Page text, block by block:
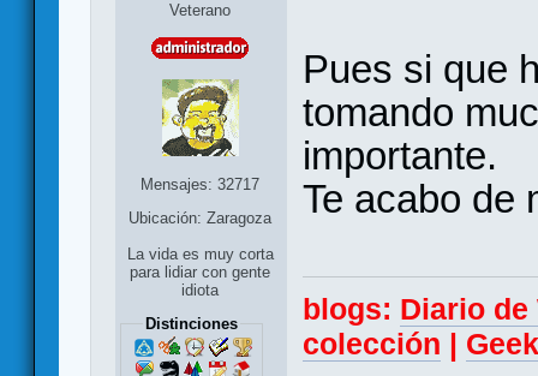
Veterano
Mensajes: 32717
Ubicación: Zaragoza
La vida es muy corta
para lidiar con gente
idiota
Distinciones
Pues si que
tomando
importante.
Te acabo de
blogs: Diario
colección